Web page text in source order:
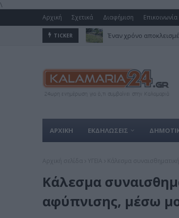
\
Αρχική Σχετικά Διαφήμιση Επικοινωνία
TICKER Έναν χρόνο
ΑΡΧΙΚΗ ΕΚΔΗΛΩΣΕΙΣ
Κάλεσμα
αφύπνισης, μέσω